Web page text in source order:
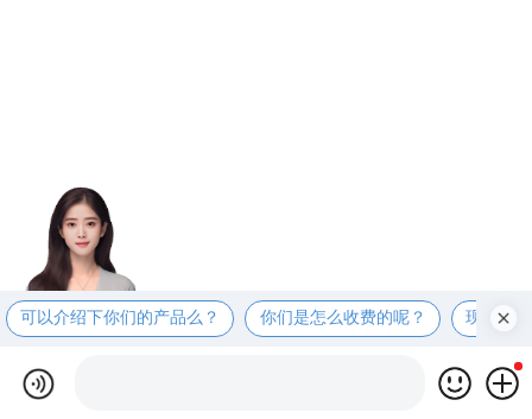
可以介绍下你们的产品么？ 你们是怎么收费的呢？ 现在有